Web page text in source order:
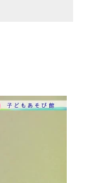
のサー
には、
マイ
りま